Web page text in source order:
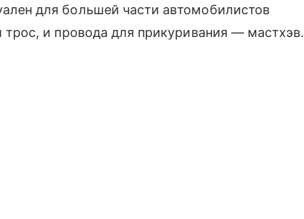
для большей части автомобилистов
и провода для прикуривания — мастхэв.